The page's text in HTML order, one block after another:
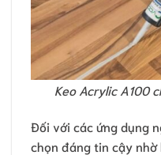
Keo Acrylic A100
Đối với các ứng dụng
chọn đáng tin cậy nhờ